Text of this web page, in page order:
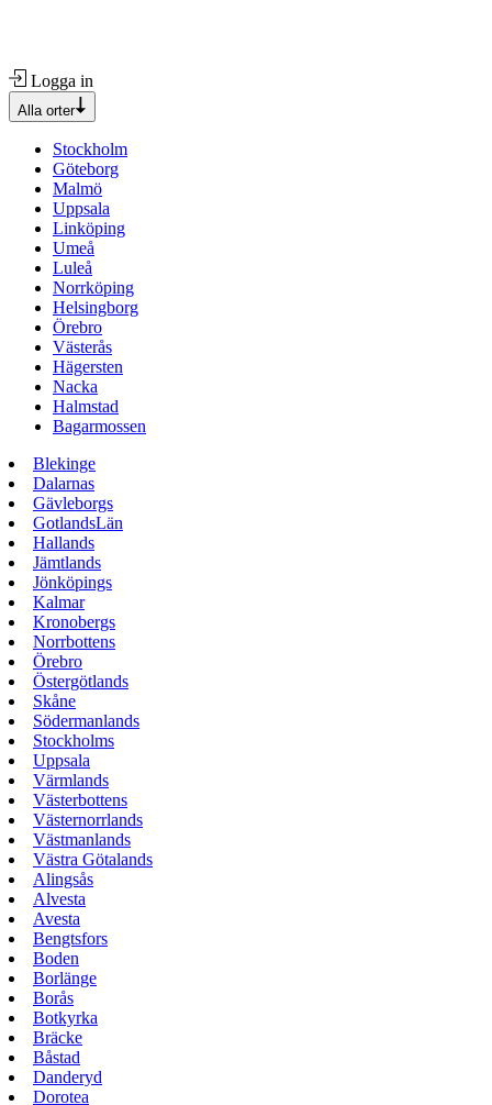
Logga in
Alla orter
Stockholm
Göteborg
Malmö
Uppsala
Linköping
Umeå
Luleå
Norrköping
Helsingborg
Örebro
Västerås
Hägersten
Nacka
Halmstad
Bagarmossen
Blekinge
Dalarnas
Gävleborgs
GotlandsLän
Hallands
Jämtlands
Jönköpings
Kalmar
Kronobergs
Norrbottens
Örebro
Östergötlands
Skåne
Södermanlands
Stockholms
Uppsala
Värmlands
Västerbottens
Västernorrlands
Västmanlands
Västra Götalands
Alingsås
Alvesta
Avesta
Bengtsfors
Boden
Borlänge
Borås
Botkyrka
Bräcke
Båstad
Danderyd
Dorotea